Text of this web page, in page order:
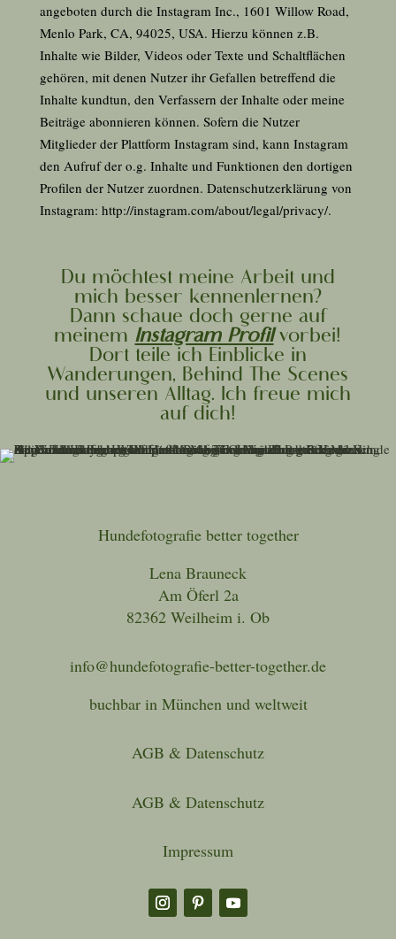
angeboten durch die Instagram Inc., 1601 Willow Road,
Menlo Park, CA, 94025, USA. Hierzu können z.B.
Inhalte wie Bilder, Videos oder Texte und Schaltflächen
gehören, mit denen Nutzer ihr Gefallen betreffend die
Inhalte kundtun, den Verfassern der Inhalte oder meine
Beiträge abonnieren können. Sofern die Nutzer
Mitglieder der Plattform Instagram sind, kann Instagram
den Aufruf der o.g. Inhalte und Funktionen den dortigen
Profilen der Nutzer zuordnen. Datenschutzerklärung von
Instagram: http://instagram.com/about/legal/privacy/.
Du möchtest meine Arbeit und
mich besser kennenlernen?
Dann schaue doch gerne auf
meinem Instagram Profil vorbei!
Dort teile ich Einblicke in
Wanderungen, Behind The Scenes
und unseren Alltag. Ich freue mich
auf dich!
Hundefotografie better together
Lena Brauneck
Am Öferl 2a
82362 Weilheim i. Ob
info@hundefotografie-better-together.de
buchbar in München und weltweit
AGB & Datenschutz
AGB & Datenschutz
Impressum